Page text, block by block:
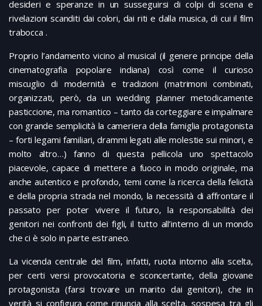
desideri e speranze in un susseguirsi di colpi di scena e
rivelazioni scanditi dai colori, dai riti e dalla musica, di cui il film
trabocca .
Proprio l’andamento vicino al musical (il genere principe della
cinematografia popolare indiana) così come il curioso
miscuglio di modernità e tradizioni (matrimoni combinati,
organizzati, però, da un wedding planner metodicamente
pasticcione, ma romantico – tanto da corteggiare e impalmare
con grande semplicità la cameriera della famiglia protagonista
– forti legami familiari, drammi legati alle molestie sui minori, e
molto altro…) fanno di questa pellicola uno spettacolo
piacevole, capace di mettere a fuoco in modo originale, ma
anche autentico e profondo, temi come la ricerca della felicità
e della propria strada nel mondo, la necessità di affrontare il
passato per poter vivere il futuro, la responsabilità dei
genitori nei confronti dei figli, il tutto all’interno di un mondo
che ci è solo in parte estraneo.
La vicenda centrale del film, infatti, ruota intorno alla scelta,
per certi versi provocatoria e sconcertante, della giovane
protagonista (farsi trovare un marito dai genitori), che in
verità si configura come rinuncia alla scelta, sospesa tra gli